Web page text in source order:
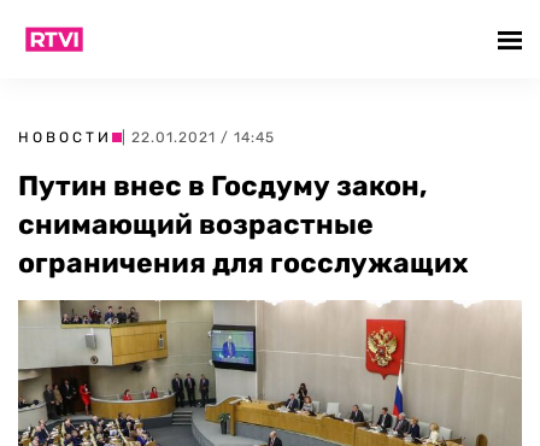
НОВОСТИ | 22.01.2021 / 14:45
Путин внес в Госдуму закон,
снимающий возрастные
ограничения для госслужащих